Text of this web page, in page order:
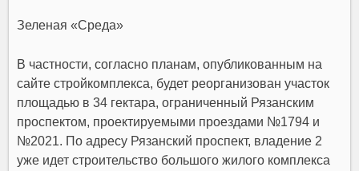
Зеленая «Среда»
В частности, согласно планам, опубликованным на
сайте стройкомплекса, будет реорганизован участок
площадью в 34 гектара, ограниченный Рязанским
проспектом, проектируемыми проездами №1794 и
№2021. По адресу Рязанский проспект, владение 2
уже идет строительство большого жилого комплекса